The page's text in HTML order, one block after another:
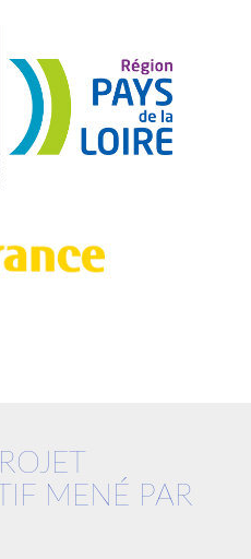
MENÉ PAR